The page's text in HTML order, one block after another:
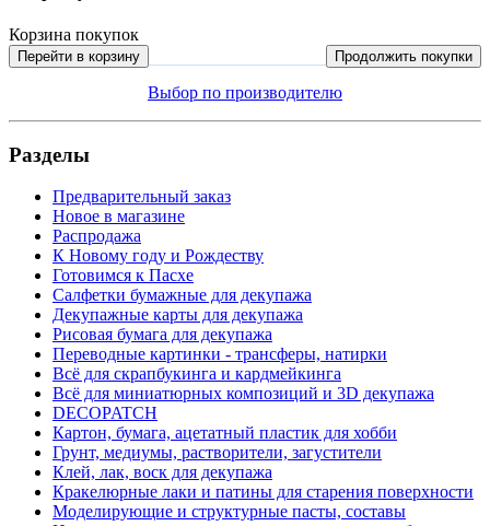
Корзина покупок
Перейти в корзину Продолжить покупки
Выбор по производителю
Разделы
Предварительный заказ
Новое в магазине
Распродажа
К Новому году и Рождеству
Готовимся к Пасхе
Салфетки бумажные для декупажа
Декупажные карты для декупажа
Рисовая бумага для декупажа
Переводные картинки - трансферы, натирки
Всё для скрапбукинга и кардмейкинга
Всё для миниатюрных композиций и 3D декупажа
DECOPATCH
Картон, бумага, ацетатный пластик для хобби
Грунт, медиумы, растворители, загустители
Клей, лак, воск для декупажа
Кракелюрные лаки и патины для старения поверхности
Моделирующие и структурные пасты, составы